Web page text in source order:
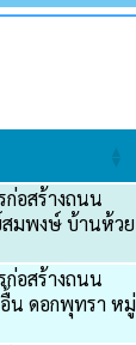
ก่อสร้างถนน
สมพงษ์ บ้านห้วย
ก่อสร้างถนน
อื้น ดอกพุทรา หมู่